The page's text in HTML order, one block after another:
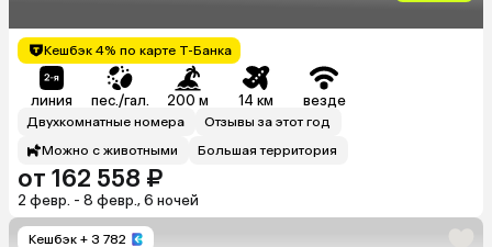
Кешбэк 4% по карте Т-Банка
линия пес./гал. 200 м 14 км везде
Двухкомнатные номера
Отзывы за этот год
Можно с животными
Большая территория
от 162 558 ₽
2 февр. - 8 февр., 6 ночей
Кешбэк + 3 782